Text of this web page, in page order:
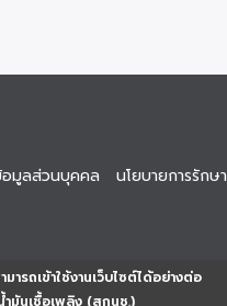
รถเข้าใช้งานเว็บไซต์ได้อย่างต่อ
ำมันเชื้อเพลิง (สกนช.)
อมูลส่วนบุคคล นโยบายการรัก